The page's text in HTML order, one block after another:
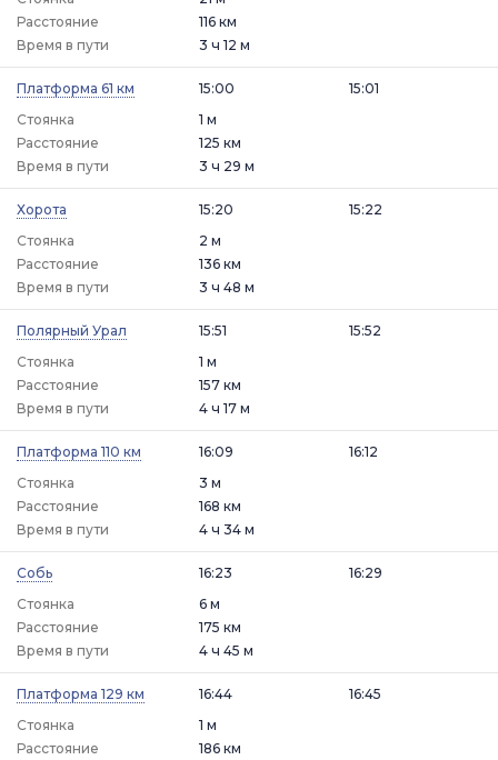
Расстояние
116 км
Время в пути
3 ч 12 м
Платформа 61 км
15:00
Стоянка
1 м
15:01
Расстояние
125 км
Время в пути
3 ч 29 м
Хорота
15:20
Стоянка
2 м
15:22
Расстояние
136 км
Время в пути
3 ч 48 м
Полярный Урал
15:51
Стоянка
1 м
15:52
Расстояние
157 км
Время в пути
4 ч 17 м
Платформа 110 км
16:09
Стоянка
3 м
16:12
Расстояние
168 км
Время в пути
4 ч 34 м
Собь
16:23
Стоянка
6 м
16:29
Расстояние
175 км
Время в пути
4 ч 45 м
Платформа 129 км
16:44
Стоянка
1 м
16:45
Расстояние 186 км